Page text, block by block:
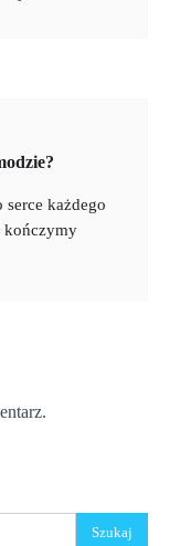
każdego
kończymy